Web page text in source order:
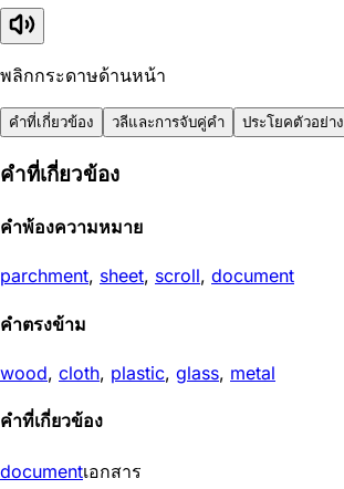
พลิกกระดาษด้านหน้า
คำที่เกี่ยวข้อง วลีและการจับคู่คำ ประโยคตัวอย่าง
คำที่เกี่ยวข้อง
คำพ้องความหมาย
parchment, sheet, scroll, document
คำตรงข้าม
wood, cloth, plastic, glass, metal
คำที่เกี่ยวข้อง
documentเอกสาร